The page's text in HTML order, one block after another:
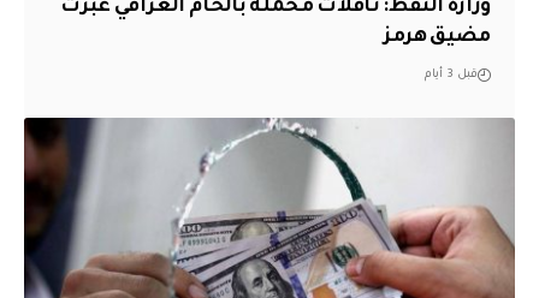
وزارة النفط: ناقلات محملة بالخام العراقي عبرت
مضيق هرمز
قبل 3 أيام